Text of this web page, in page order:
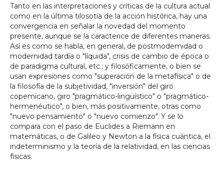
Tanto en las interpretaciones y críticas de la cultura actual
como en la última tilosotía de la acción histórica, hay una
convergencia en señalar la novedad del momento
presente, aunque se la caracterice de diferentes maneras.
Así es como se habla, en general, de postmodemidad o
modernidad tardía o "líquida", crisis de cambio de época o
de paradigma cultural, etc.; y filosóficamente, o bien se
usan expresiones como "superación de la metafísica" o de
la filosofía de la subjetividad, "inversión" del giro
copemicano, giro "pragmático-lingüístico" o "pragmático-
hermenéutico", o bien, más positivamente, otras como
"nuevo pensamiento" o "nuevo comienzo". Y se lo
compara con el paso de Euclides a Riemann en
matemáticas, o de Galileo y Newton a la física cuántica, el
indeterminismo y la teoría de la relatividad, en las ciencias
físicas.